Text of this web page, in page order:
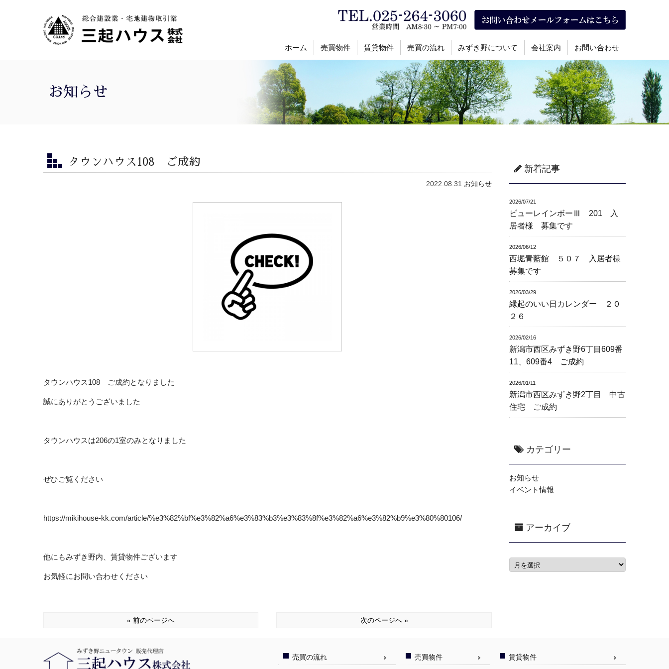
ホーム 売買物件 賃貸物件 売買の流れ みずき野について 会社案内 お問い合わせ
お知らせ
タウンハウス108 ご成約
2022.08.31 お知らせ
タウンハウス108 ご成約となりました
誠にありがとうございました
タウンハウスは206の1室のみとなりました
ぜひご覧ください
https://mikihouse-kk.com/article/%e3%82%bf%e3%82%a6%e3%83%b3%e3%83%8f%e3%82%a6%e3%82%b9%e3%80%80106/
他にもみずき野内、賃貸物件ございます
お気軽にお問い合わせください
« 前のページへ 次のページへ »
新着記事
2026/07/21
ビューレインボーⅢ 201 入
居者様 募集です
2026/06/12
西堀青藍館 ５０７ 入居者様
募集です
2026/03/29
縁起のいい日カレンダー ２０
２６
2026/02/16
新潟市西区みずき野6丁目609番
11、609番4 ご成約
2026/01/11
新潟市西区みずき野2丁目 中古
住宅 ご成約
カテゴリー
お知らせ
イベント情報
アーカイブ
売買の流れ 売買物件 賃貸物件